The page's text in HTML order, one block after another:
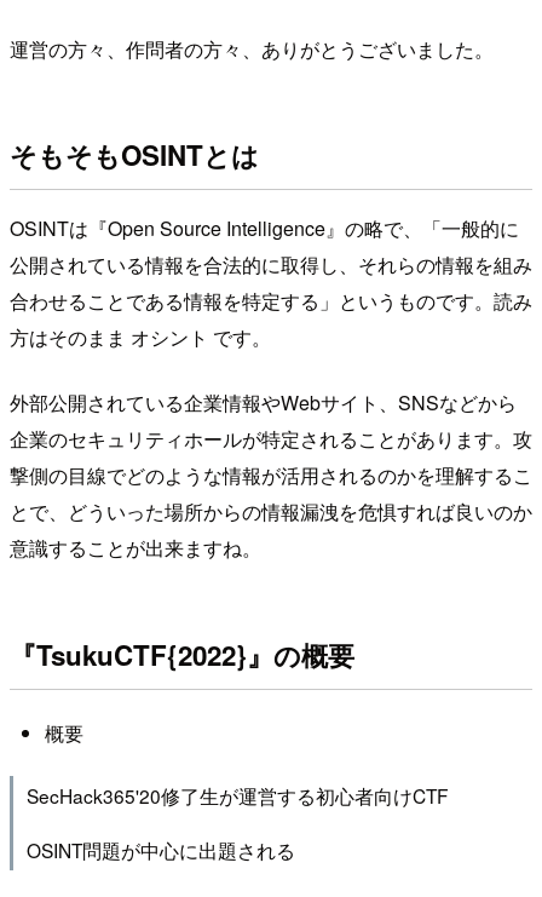
運営の方々、作問者の方々、ありがとうございました。
そもそもOSINTとは
OSINTは『Open Source Intelligence』の略で、「一般的に
公開されている情報を合法的に取得し、それらの情報を組み
合わせることである情報を特定する」というものです。読み
方はそのまま オシント です。
外部公開されている企業情報やWebサイト、SNSなどから
企業のセキュリティホールが特定されることがあります。攻
撃側の目線でどのような情報が活用されるのかを理解するこ
とで、どういった場所からの情報漏洩を危惧すれば良いのか
意識することが出来ますね。
『TsukuCTF{2022}』の概要
概要
SecHack365'20修了生が運営する初心者向けCTF
OSINT問題が中心に出題される